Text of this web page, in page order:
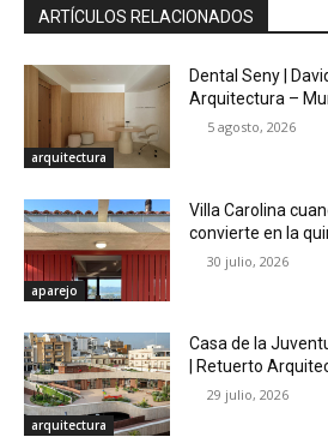
ARTÍCULOS RELACIONADOS
arquitectura
Dental Seny |
Arquitectura –
5 agosto, 2026
aparejo
Villa Carolina
convierte en la
30 julio, 2026
arquitectura
Casa de la
| Retuerto
29 julio, 2026